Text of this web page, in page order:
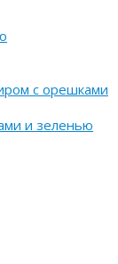
с орешками
и зеленью